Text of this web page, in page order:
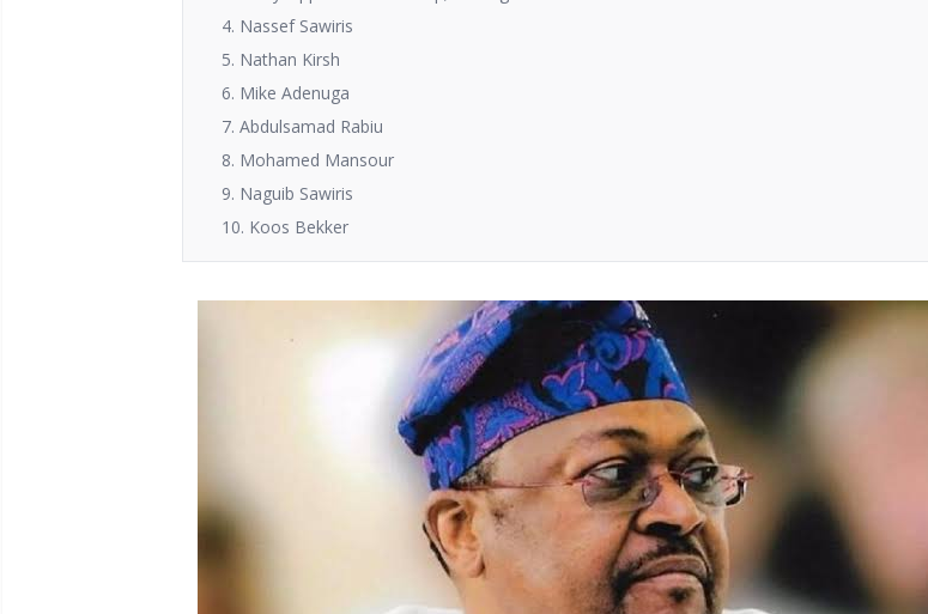
4. Nassef Sawiris
5. Nathan Kirsh
6. Mike Adenuga
7. Abdulsamad Rabiu
8. Mohamed Mansour
9. Naguib Sawiris
10. Koos Bekker